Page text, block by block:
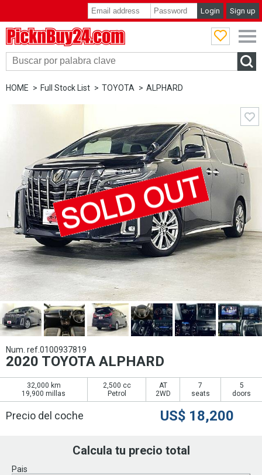
Login Sign up
HOME Full Stock List TOYOTA ALPHARD
Num. ref.0100937819
2020 TOYOTA ALPHARD
32,000 km
19,900 millas
2,500 cc
Petrol
AT
2WD
7
seats
5
doors
Precio del coche US$ 18,200
Calcula tu precio total
Pais